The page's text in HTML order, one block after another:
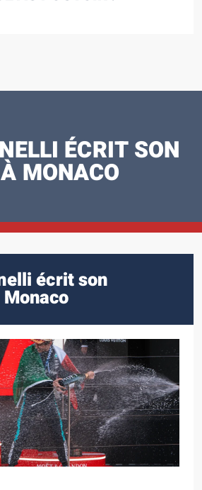
ÉCRIT SON
MONACO
écrit son